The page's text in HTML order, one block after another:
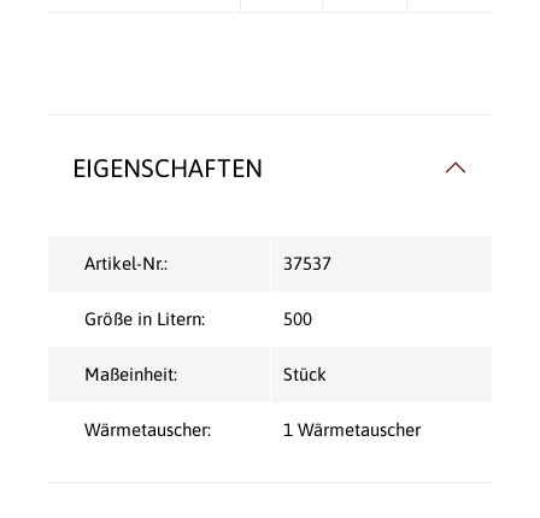
EIGENSCHAFTEN
Artikel-Nr.: 37537
Größe in Litern: 500
Maßeinheit: Stück
Wärmetauscher: 1 Wärmetauscher